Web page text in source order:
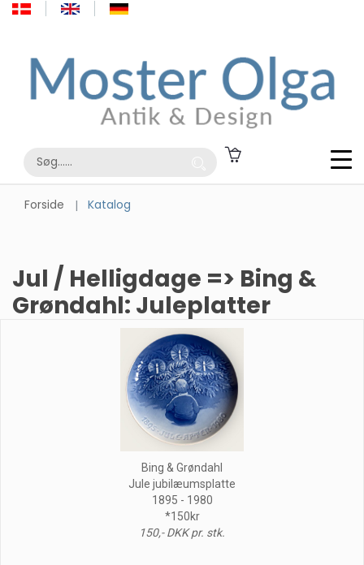
Forside Katalog
Jul / Helligdage => Bing &
Grøndahl: Juleplatter
Bing & Grøndahl
Jule jubilæumsplatte
1895 - 1980
*150kr
150,- DKK pr. stk.